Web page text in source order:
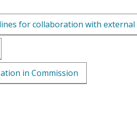
for collaboration with
in Commission